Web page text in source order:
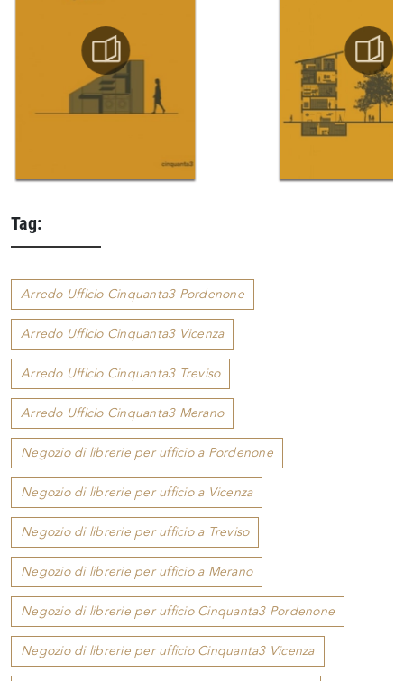
Tag:
Arredo Ufficio Cinquanta3 Pordenone
Arredo Ufficio Cinquanta3 Vicenza
Arredo Ufficio Cinquanta3 Treviso
Arredo Ufficio Cinquanta3 Merano
Negozio di librerie per ufficio a Pordenone
Negozio di librerie per ufficio a Vicenza
Negozio di librerie per ufficio a Treviso
Negozio di librerie per ufficio a Merano
Negozio di librerie per ufficio Cinquanta3 Pordenone
Negozio di librerie per ufficio Cinquanta3 Vicenza